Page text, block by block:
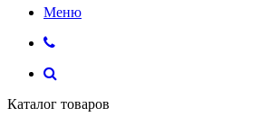
Меню
Каталог товаров